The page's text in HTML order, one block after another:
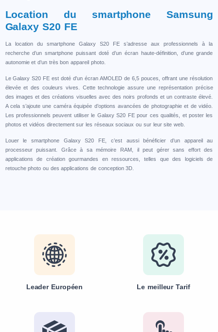
Location du smartphone Samsung
Galaxy S20 FE
La location du smartphone Galaxy S20 FE s’adresse aux professionnels à la
recherche d’un smartphone puissant doté d’un écran haute-définition, d’une grande
autonomie et d’un très bon appareil photo.
Le Galaxy S20 FE est doté d'un écran AMOLED de 6,5 pouces, offrant une résolution
élevée et des couleurs vives. Cette technologie assure une représentation précise
des images et des créations visuelles avec des noirs profonds et un contraste élevé.
A cela s’ajoute une caméra équipée d’options avancées de photographie et de vidéo.
Les professionnels peuvent utiliser le Galaxy S20 FE pour ces qualités, et poster les
photos et vidéos directement sur les réseaux sociaux ou sur leur site web.
Louer le smartphone Galaxy S20 FE, c’est aussi bénéficier d’un appareil au
processeur puissant. Grâce à sa mémoire RAM, il peut gérer sans effort des
applications de création gourmandes en ressources, telles que des logiciels de
retouche photo ou des applications de conception 3D.
Leader Européen Le meilleur Tarif